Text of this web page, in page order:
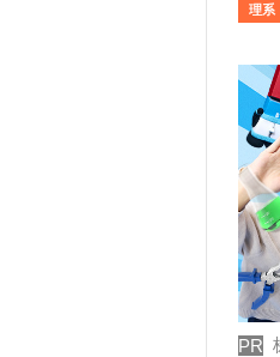
理系
PR